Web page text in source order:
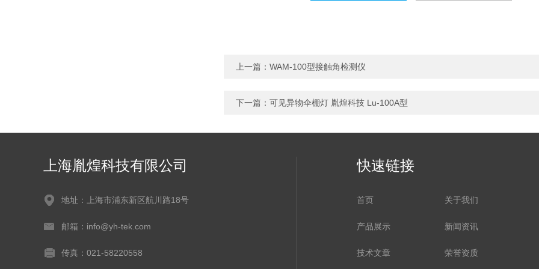
上一篇： WAM-100型接触角检测仪
下一篇： 可见异物伞棚灯 胤煌科技 Lu-100A型
上海胤煌科技有限公司
地址：上海市浦东新区航川路18号
邮箱：info@yh-tek.com
传真：021-58220558
快速链接
首页 关于我们
产品展示 新闻资讯
技术文章 荣誉资质